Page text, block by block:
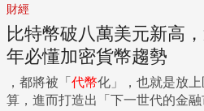
財經
比特幣破八萬美元新高
年必懂加密貨幣趨勢
，都將被「代幣化」，也就是放
算，進而打造出「下一世代的金